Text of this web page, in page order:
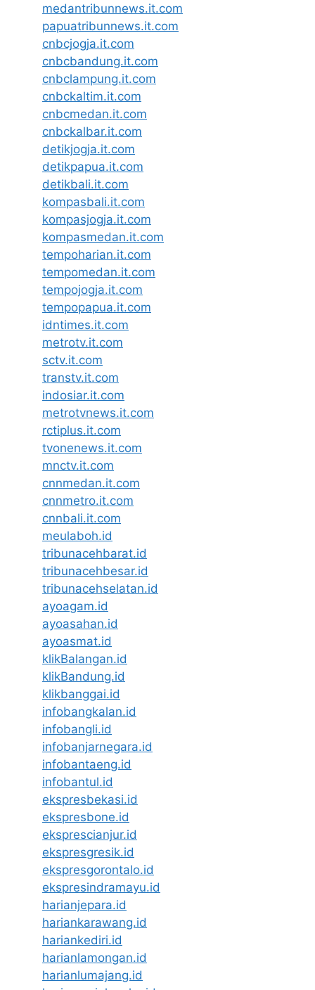
medantribunnews.it.com
papuatribunnews.it.com
cnbcjogja.it.com
cnbcbandung.it.com
cnbclampung.it.com
cnbckaltim.it.com
cnbcmedan.it.com
cnbckalbar.it.com
detikjogja.it.com
detikpapua.it.com
detikbali.it.com
kompasbali.it.com
kompasjogja.it.com
kompasmedan.it.com
tempoharian.it.com
tempomedan.it.com
tempojogja.it.com
tempopapua.it.com
idntimes.it.com
metrotv.it.com
sctv.it.com
transtv.it.com
indosiar.it.com
metrotvnews.it.com
rctiplus.it.com
tvonenews.it.com
mnctv.it.com
cnnmedan.it.com
cnnmetro.it.com
cnnbali.it.com
meulaboh.id
tribunacehbarat.id
tribunacehbesar.id
tribunacehselatan.id
ayoagam.id
ayoasahan.id
ayoasmat.id
klikBalangan.id
klikBandung.id
klikbanggai.id
infobangkalan.id
infobangli.id
infobanjarnegara.id
infobantaeng.id
infobantul.id
ekspresbekasi.id
ekspresbone.id
eksprescianjur.id
ekspresgresik.id
ekspresgorontalo.id
ekspresindramayu.id
harianjepara.id
hariankarawang.id
hariankediri.id
harianlamongan.id
harianlumajang.id